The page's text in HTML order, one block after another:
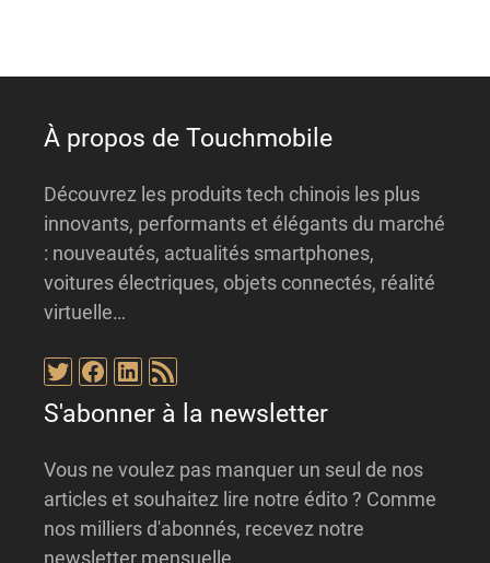
À propos de Touchmobile
Découvrez les produits tech chinois les plus
innovants, performants et élégants du marché
: nouveautés, actualités smartphones,
voitures électriques, objets connectés, réalité
virtuelle…
Twitter
Facebook
LinkedIn
Flux RSS
S'abonner à la newsletter
Vous ne voulez pas manquer un seul de nos
articles et souhaitez lire notre édito ? Comme
nos milliers d'abonnés, recevez notre
newsletter mensuelle.